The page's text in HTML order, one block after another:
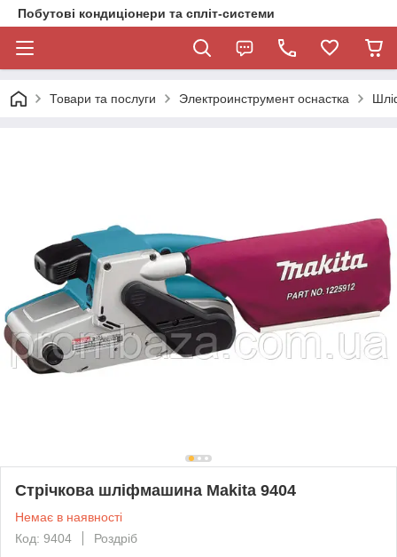
Побутові кондиціонери та спліт-системи
Товари та послуги Электроинструмент оснастка
Стрічкова шліфмашина Makita 9404
Немає в наявності
Код: 9404
Роздріб